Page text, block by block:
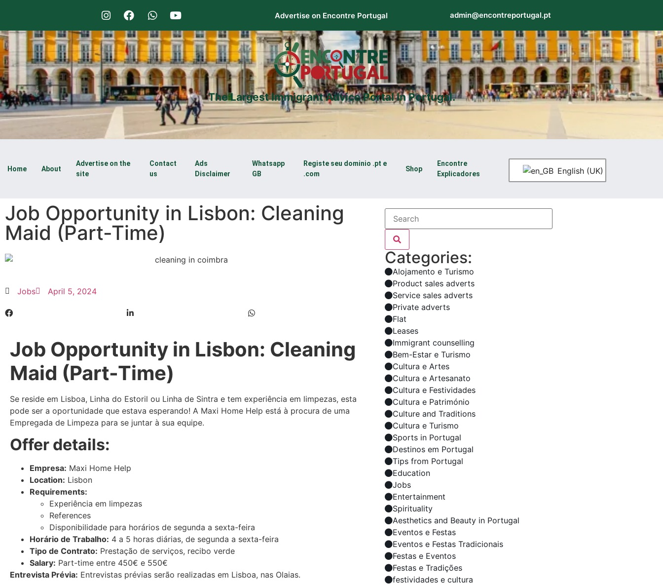
Advertise on Encontre Portugal admin@encontreportugal.pt
The Largest Immigrant Advice Portal In Portugal.
Home About
Advertise on the
site
Contact
us
Ads
Disclaimer
Whatsapp
GB
Registe seu dominio .pt e
.com
Shop
Encontre
Explicadores
English (UK)
Job Opportunity in Lisbon: Cleaning
Maid (Part-Time)
Jobs April 5, 2024
Job Opportunity in Lisbon: Cleaning
Maid (Part-Time)
Se reside em Lisboa, Linha do Estoril ou Linha de Sintra e tem experiência em limpezas, esta
pode ser a oportunidade que estava esperando! A Maxi Home Help está à procura de uma
Empregada de Limpeza para se juntar à sua equipe.
Offer details:
Empresa: Maxi Home Help
Location: Lisbon
Requirements:
Experiência em limpezas
References
Disponibilidade para horários de segunda a sexta-feira
Horário de Trabalho: 4 a 5 horas diárias, de segunda a sexta-feira
Tipo de Contrato: Prestação de serviços, recibo verde
Salary: Part-time entre 450€ e 550€
Entrevista Prévia: Entrevistas prévias serão realizadas em Lisboa, nas Olaias.
Categories:
Alojamento e Turismo
Product sales adverts
Service sales adverts
Private adverts
Flat
Leases
Immigrant counselling
Bem-Estar e Turismo
Cultura e Artes
Cultura e Artesanato
Cultura e Festividades
Cultura e Património
Culture and Traditions
Cultura e Turismo
Sports in Portugal
Destinos em Portugal
Tips from Portugal
Education
Jobs
Entertainment
Spirituality
Aesthetics and Beauty in Portugal
Eventos e Festas
Eventos e Festas Tradicionais
Festas e Eventos
Festas e Tradições
festividades e cultura